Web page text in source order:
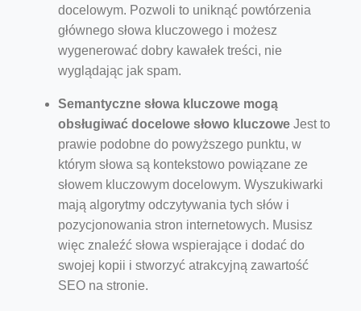
docelowym. Pozwoli to uniknąć powtórzenia
głównego słowa kluczowego i możesz
wygenerować dobry kawałek treści, nie
wyglądając jak spam.
Semantyczne słowa kluczowe mogą
obsługiwać docelowe słowo kluczowe Jest to
prawie podobne do powyższego punktu, w
którym słowa są kontekstowo powiązane ze
słowem kluczowym docelowym. Wyszukiwarki
mają algorytmy odczytywania tych słów i
pozycjonowania stron internetowych. Musisz
więc znaleźć słowa wspierające i dodać do
swojej kopii i stworzyć atrakcyjną zawartość
SEO na stronie.